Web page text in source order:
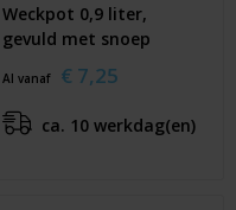
Weckpot 0,9 liter,
gevuld met snoep
Al vanaf € 7,25
ca. 10 werkdag(en)